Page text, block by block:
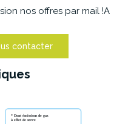
nos offres par mail !A
contacter